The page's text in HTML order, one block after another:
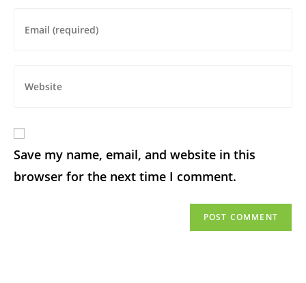
Save my name, email, and website in this
browser for the next time I comment.